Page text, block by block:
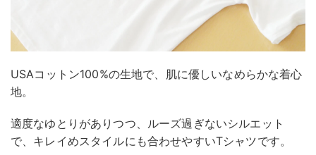
USAコットン100%の生地で、肌に優しいなめらかな着心
地。
適度なゆとりがありつつ、ルーズ過ぎないシルエット
で、キレイめスタイルにも合わせやすいTシャツです。